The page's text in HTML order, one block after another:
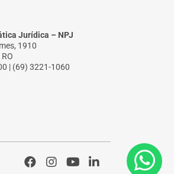
Jurídica – NPJ
1910
| (69) 3221-1060